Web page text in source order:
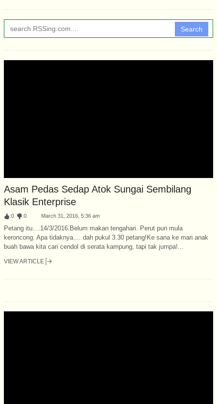
Search
Asam Pedas Sedap Atok Sungai Sembilang
Klasik Enterprise
:0 :0 March 31, 2016, 5:36 am
Petang itu....14/3/2016.Belum makan tengahari. Perut pun mula
keroncong. Apa tidaknya.... dah pukul 3.30 petang!Ke sana ke mari anak
buah bawa kita cari cendol di serata kampung, tapi tak jumpa!...
VIEW ARTICLE